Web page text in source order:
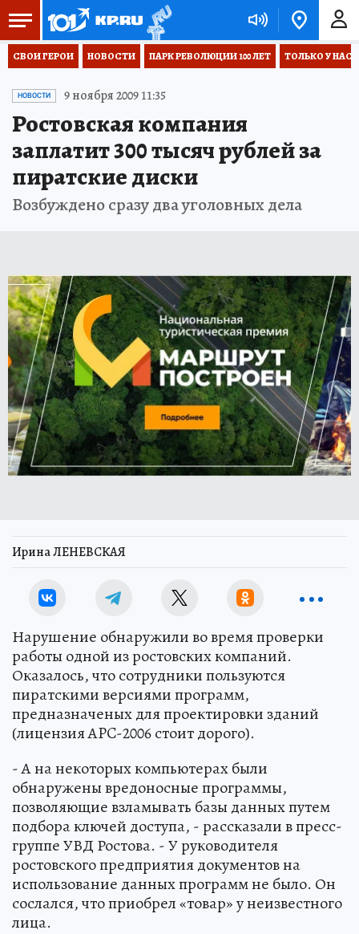
СВОИ ГЕРОИ НОВОСТИ ПАРК РЕВОЛЮЦИИ 100 ЛЕТ ТОЛЬКО У НАС
НОВОСТИ 9 ноября 2009 11:35
Ростовская компания
заплатит 300 тысяч рублей за
пиратские диски
Возбуждено сразу два уголовных дела
Ирина ЛЕНЕВСКАЯ
Нарушение обнаружили во время проверки
работы одной из ростовских компаний.
Оказалось, что сотрудники пользуются
пиратскими версиями программ,
предназначеных для проектировки зданий
(лицензия APC-2006 стоит дорого).
- А на некоторых компьютерах были
обнаружены вредоносные программы,
позволяющие взламывать базы данных путем
подбора ключей доступа, - рассказали в пресс-
группе УВД Ростова. - У руководителя
ростовского предприятия документов на
использование данных программ не было. Он
сослался, что приобрел «товар» у неизвестного
лица.